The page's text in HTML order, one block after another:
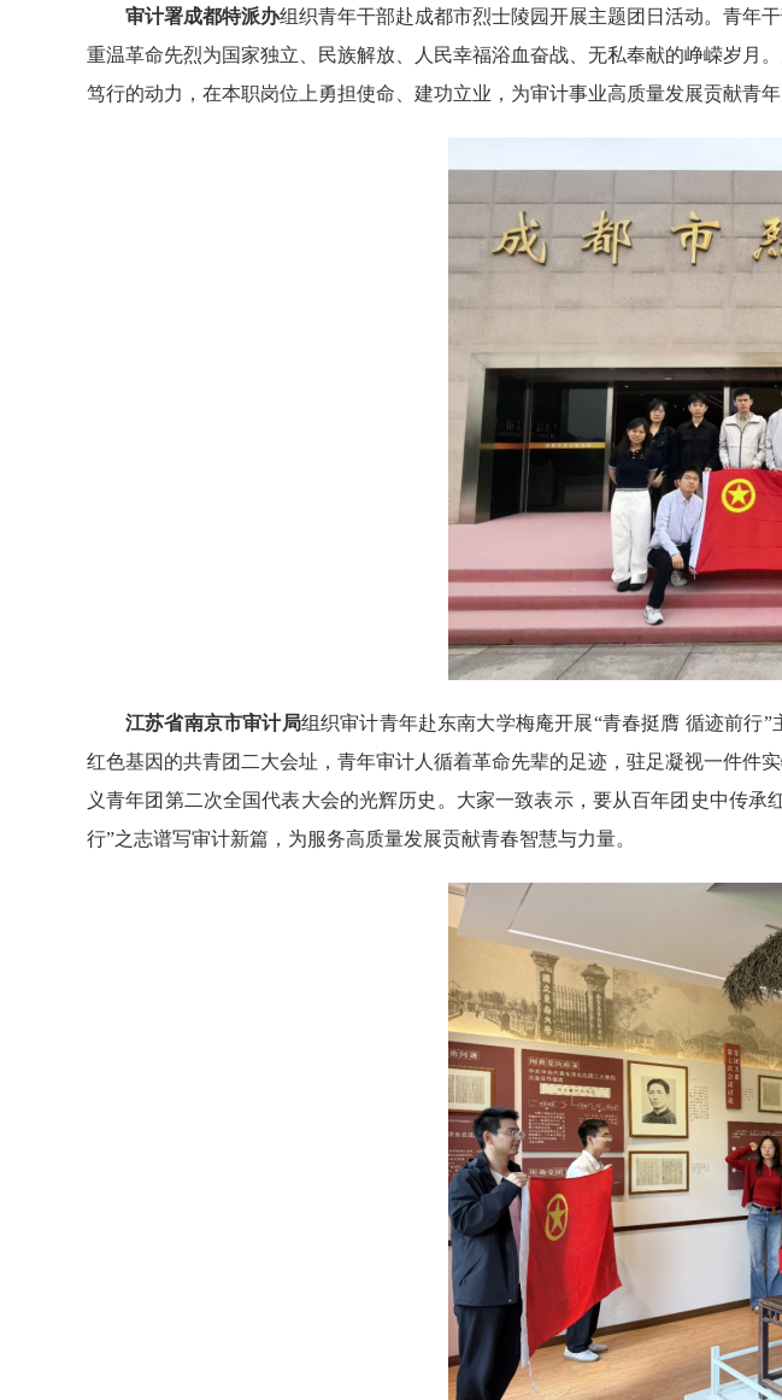
审计署成都特派办组织青年干部赴成都市烈士陵园开展主题团日活动。青年
重温革命先烈为国家独立、民族解放、人民幸福浴血奋战、无私奉献的峥嵘岁月
笃行的动力，在本职岗位上勇担使命、建功立业，为审计事业高质量发展贡献青年
江苏省南京市审计局组织审计青年赴东南大学梅庵开展“青春挺膺 循迹前行
红色基因的共青团二大会址，青年审计人循着革命先辈的足迹，驻足凝视一件件
义青年团第二次全国代表大会的光辉历史。大家一致表示，要从百年团史中传
行”之志谱写审计新篇，为服务高质量发展贡献青春智慧与力量。